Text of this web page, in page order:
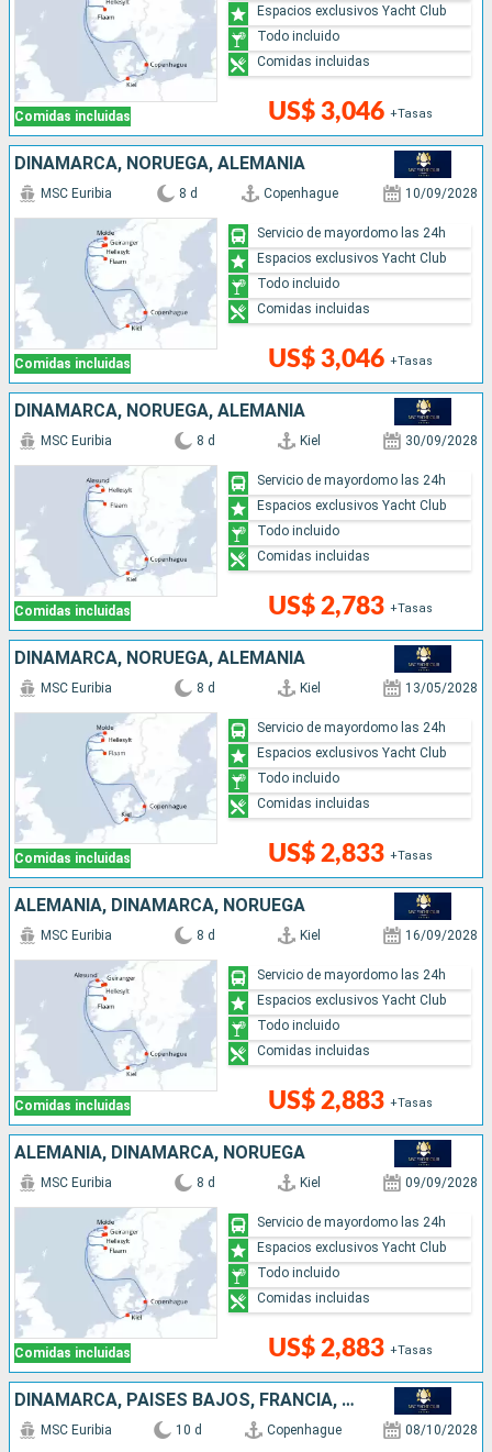
Comidas incluidas US$ 3,046 +Tasas
Espacios exclusivos Yacht Club
Todo incluido
Comidas incluidas
DINAMARCA, NORUEGA, ALEMANIA
Comidas incluidas
MSC Euribia 8 d Copenhague 10/09/2028
US$ 3,046 +Tasas
Servicio de mayordomo las 24h
Espacios exclusivos Yacht Club
Todo incluido
Comidas incluidas
DINAMARCA, NORUEGA, ALEMANIA
Comidas incluidas
MSC Euribia 8 d Kiel 30/09/2028
US$ 2,783 +Tasas
Servicio de mayordomo las 24h
Espacios exclusivos Yacht Club
Todo incluido
Comidas incluidas
DINAMARCA, NORUEGA, ALEMANIA
Comidas incluidas
MSC Euribia 8 d Kiel 13/05/2028
US$ 2,833 +Tasas
Servicio de mayordomo las 24h
Espacios exclusivos Yacht Club
Todo incluido
Comidas incluidas
ALEMANIA, DINAMARCA, NORUEGA
Comidas incluidas
MSC Euribia 8 d Kiel 16/09/2028
US$ 2,883 +Tasas
Servicio de mayordomo las 24h
Espacios exclusivos Yacht Club
Todo incluido
Comidas incluidas
ALEMANIA, DINAMARCA, NORUEGA
Comidas incluidas
MSC Euribia 8 d Kiel 09/09/2028
US$ 2,883 +Tasas
Servicio de mayordomo las 24h
Espacios exclusivos Yacht Club
Todo incluido
Comidas incluidas
DINAMARCA, PAISES BAJOS, FRANCIA, ESPAÑA
MSC Euribia 10 d Copenhague 08/10/2028